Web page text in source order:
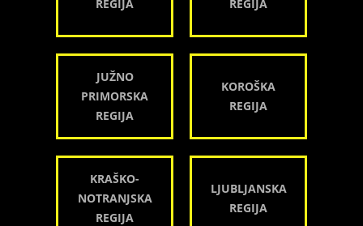
REGIJA
REGIJA
JUŽNO
PRIMORSKA
REGIJA
KOROŠKA
REGIJA
KRAŠKO-
NOTRANJSKA
REGIJA
LJUBLJANSKA
REGIJA